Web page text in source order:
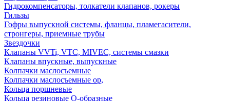
Гидрокомпенсаторы, толкатели клапанов, рокеры
Гильзы
Гофры выпускной системы, фланцы, пламегасители,
стронгеры, приемные трубы
Звездочки
Клапаны VVTi, VTC, MIVEC, системы смазки
Клапаны впускные, выпускные
Колпачки маслосъемные
Колпачки маслосъемные ор,
Кольца поршневые
Кольца резиновые О-образные